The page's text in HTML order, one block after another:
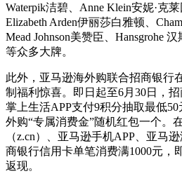
Waterpik洁碧、Anne Klein安妮·克莱
Elizabeth Arden伊丽莎白雅顿、
Mead Johnson美赞臣、Hansgrohe
等众多大牌。
此外，亚马逊海外购联合招商银行
制福利惊喜。即日起至6月30日，
掌上生活APP支付9积分抽取最低
外购“专属消费金”随机红包一个。
（z.cn）、亚马逊手机APP、亚马
商银行信用卡单笔消费满1000元，
返现。